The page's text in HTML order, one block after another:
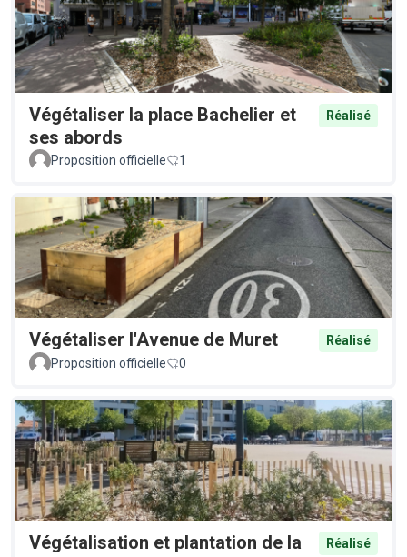
Végétaliser la place Bachelier et
ses abords
Réalisé
Proposition officielle 1
Végétaliser l'Avenue de Muret
Réalisé
Proposition officielle
0
Végétalisation et plantation de la
Réalisé